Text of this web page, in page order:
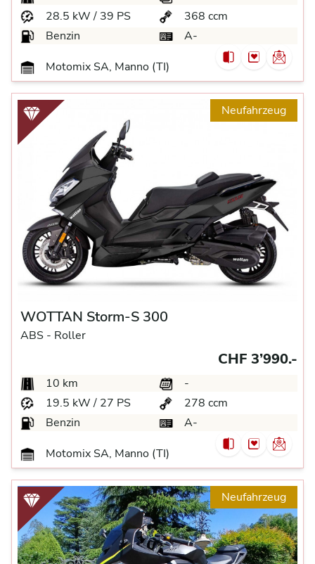
28.5 kW / 39 PS
368 ccm
Benzin
A-
Motomix SA, Manno (TI)
Neufahrzeug
WOTTAN Storm-S 300
ABS - Roller
CHF 3’990.-
10 km
-
19.5 kW / 27 PS
278 ccm
Benzin
A-
Motomix SA, Manno (TI)
Neufahrzeug